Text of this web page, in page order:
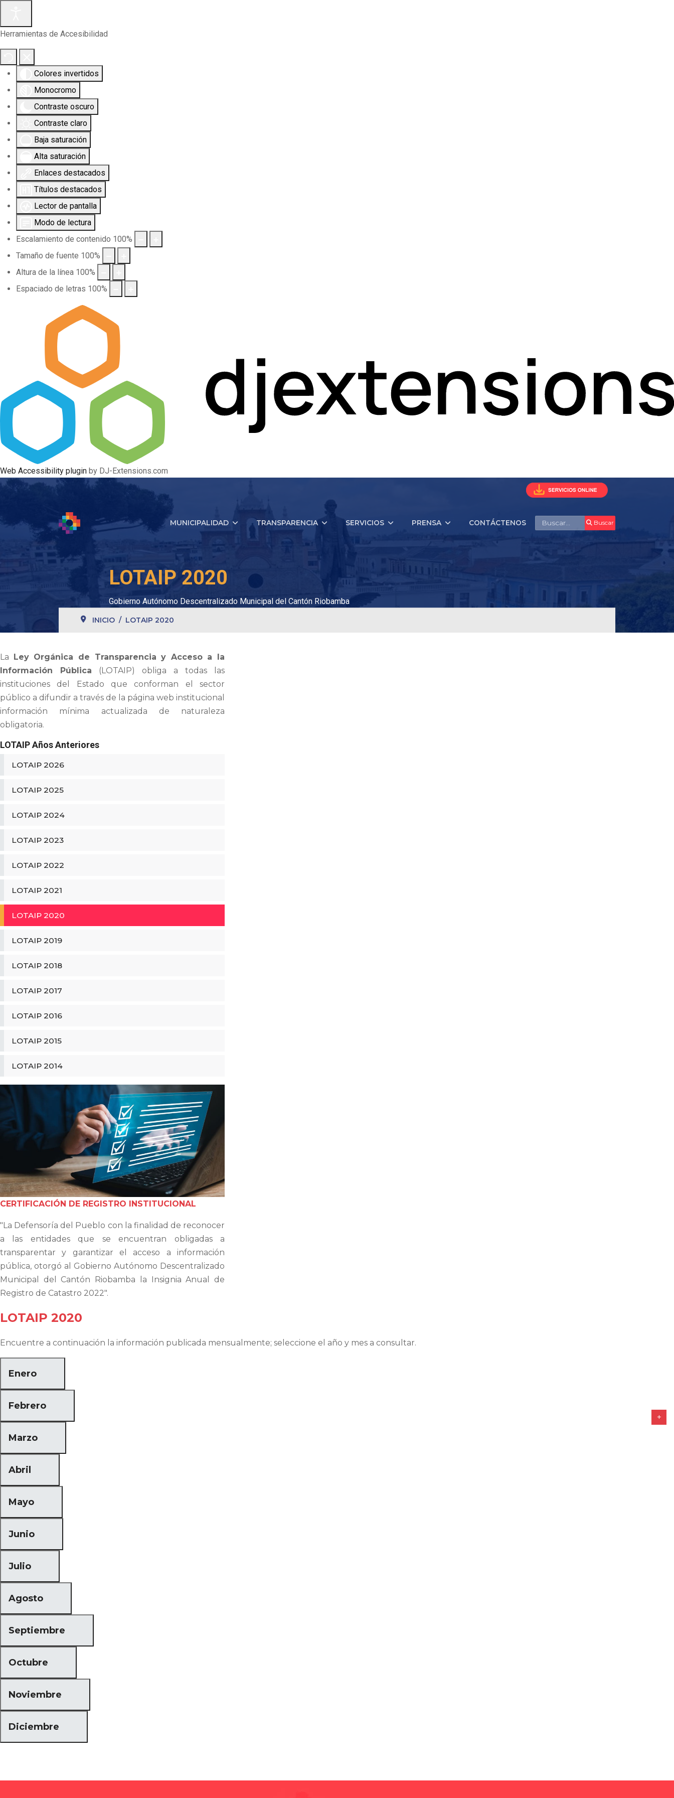
Herramientas de Accesibilidad
Colores invertidos
Monocromo
Contraste oscuro
Contraste claro
Baja saturación
Alta saturación
Enlaces destacados
Títulos destacados
Lector de pantalla
Modo de lectura
Escalamiento de contenido 100%
Tamaño de fuente 100%
Altura de la línea 100%
Espaciado de letras 100%
Web Accessibility plugin by DJ-Extensions.com
MUNICIPALIDAD TRANSPARENCIA SERVICIOS PRENSA CONTÁCTENOS Buscar Buscar
LOTAIP 2020
Gobierno Autónomo Descentralizado Municipal del Cantón Riobamba
INICIO LOTAIP 2020
La
Ley Orgánica de Transparencia y Acceso a la
Información Pública (LOTAIP) obliga a todas las
instituciones del Estado que conforman el sector
público a difundir a través de la página web institucional
información mínima actualizada de naturaleza
obligatoria.
LOTAIP Años Anteriores
LOTAIP 2026
LOTAIP 2025
LOTAIP 2024
LOTAIP 2023
LOTAIP 2022
LOTAIP 2021
LOTAIP 2020
LOTAIP 2019
LOTAIP 2018
LOTAIP 2017
LOTAIP 2016
LOTAIP 2015
LOTAIP 2014
CERTIFICACIÓN DE REGISTRO INSTITUCIONAL
"La Defensoría del Pueblo con la finalidad de reconocer
a las entidades que se encuentran obligadas a
transparentar y garantizar el acceso a información
pública, otorgó al Gobierno Autónomo Descentralizado
Municipal del Cantón Riobamba la Insignia Anual de
Registro de Catastro 2022".
LOTAIP 2020
Encuentre a continuación la información publicada mensualmente; seleccione el año y mes a consultar.
Enero
Febrero
Marzo
Abril
Mayo
Junio
Julio
Agosto
Septiembre
Octubre
Noviembre
Diciembre